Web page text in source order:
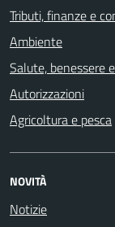
Tributi, finanze e
Ambiente
Salute, benessere
Autorizzazioni
Agricoltura e pesca
NOVITÀ
Notizie